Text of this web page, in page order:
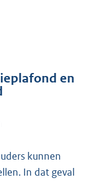
en
kunnen
In dat geval